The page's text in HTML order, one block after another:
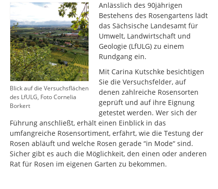
Blick auf die Versuchsflächen
des LfULG, Foto Cornelia
Borkert
Anlässlich des 90jährigen
Bestehens des Rosengartens lädt
das Sächsische Landesamt für
Umwelt, Landwirtschaft und
Geologie (LfULG) zu einem
Rundgang ein.
Mit Carina Kutschke besichtigen
Sie die Versuchsfelder, auf
denen zahlreiche Rosensorten
geprüft und auf ihre Eignung
getestet werden. Wer sich der
Führung anschließt, erhält einen Einblick in das
umfangreiche Rosensortiment, erfährt, wie die Testung der
Rosen abläuft und welche Rosen gerade “in Mode“ sind.
Sicher gibt es auch die Möglichkeit, den einen oder anderen
Rat für Rosen im eigenen Garten zu bekommen.